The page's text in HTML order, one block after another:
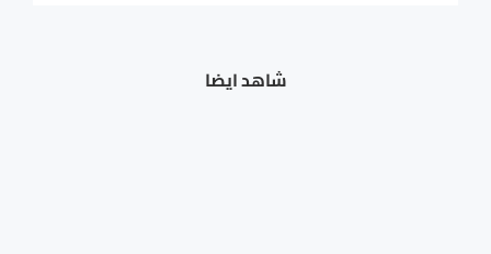
شاهد ايضا
مرطب بشرة طبيعي يهدد عرش حمض الهيالورونيك